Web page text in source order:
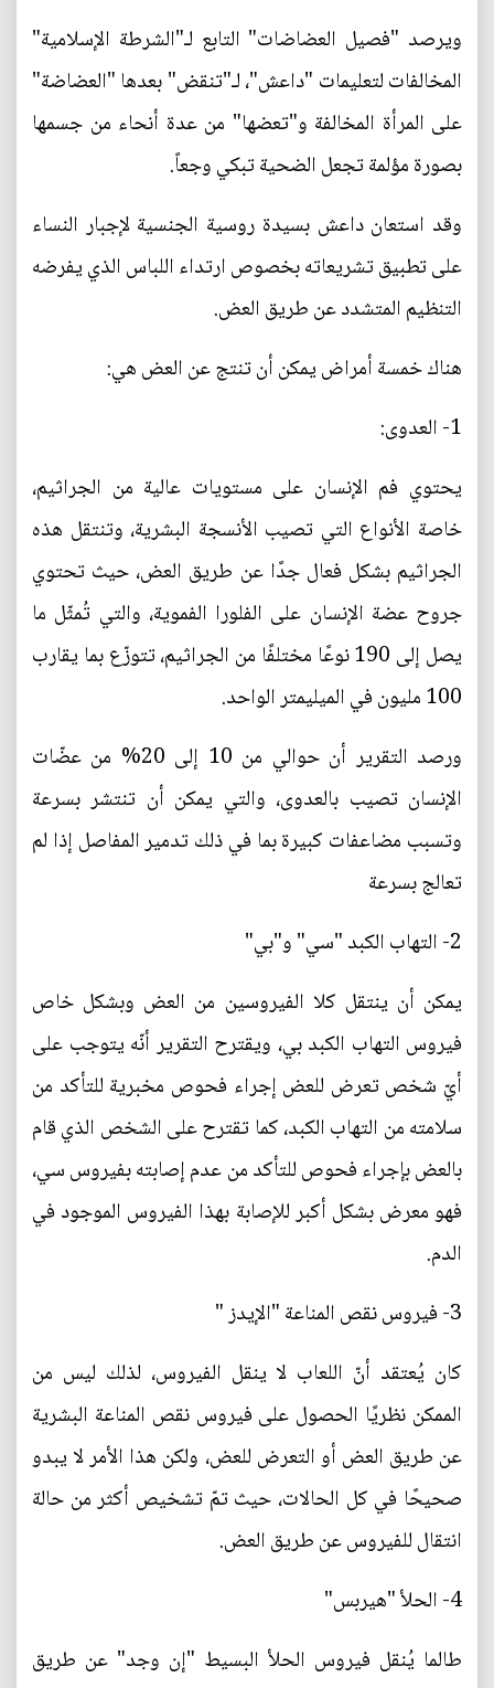
ويرصد "فصيل العضاضات" التابع لـ"الشرطة الإسلامية"
المخالفات لتعليمات "داعش"، لـ"تنقض" بعدها "العضاضة"
على المرأة المخالفة و"تعضها" من عدة أنحاء من جسمها
بصورة مؤلمة تجعل الضحية تبكي وجعاً.
وقد استعان داعش بسيدة روسية الجنسية لإجبار النساء
على تطبيق تشريعاته بخصوص ارتداء اللباس الذي يفرضه
التنظيم المتشدد عن طريق العض.
هناك خمسة أمراض يمكن أن تنتج عن العض هي:
1- العدوى:
يحتوي فم الإنسان على مستويات عالية من الجراثيم،
خاصة الأنواع التي تصيب الأنسجة البشرية، وتنتقل هذه
الجراثيم بشكل فعال جدًا عن طريق العض، حيث تحتوي
جروح عضة الإنسان على الفلورا الفموية، والتي تُمثّل ما
يصل إلى 190 نوعًا مختلفًا من الجراثيم، تتوزّع بما يقارب
100 مليون في الميليمتر الواحد.
ورصد التقرير أن حوالي من 10 إلى 20% من عضّات
الإنسان تصيب بالعدوى، والتي يمكن أن تنتشر بسرعة
وتسبب مضاعفات كبيرة بما في ذلك تدمير المفاصل إذا لم
تعالج بسرعة
2- التهاب الكبد "سي" و"بي"
يمكن أن ينتقل كلا الفيروسين من العض وبشكل خاص
فيروس التهاب الكبد بي، ويقترح التقرير أنّه يتوجب على
أيّ شخص تعرض للعض إجراء فحوص مخبرية للتأكد من
سلامته من التهاب الكبد، كما تقترح على الشخص الذي قام
بالعض بإجراء فحوص للتأكد من عدم إصابته بفيروس سي،
فهو معرض بشكل أكبر للإصابة بهذا الفيروس الموجود في
الدم.
3- فيروس نقص المناعة "الإيدز "
كان يُعتقد أنّ اللعاب لا ينقل الفيروس، لذلك ليس من
الممكن نظريًا الحصول على فيروس نقص المناعة البشرية
عن طريق العض أو التعرض للعض، ولكن هذا الأمر لا يبدو
صحيحًا في كل الحالات، حيث تمّ تشخيص أكثر من حالة
انتقال للفيروس عن طريق العض.
4- الحلأ "هيربس"
طالما يُنقل فيروس الحلأ البسيط "إن وجد" عن طريق